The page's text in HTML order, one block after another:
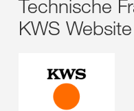
Technische
KWS Website